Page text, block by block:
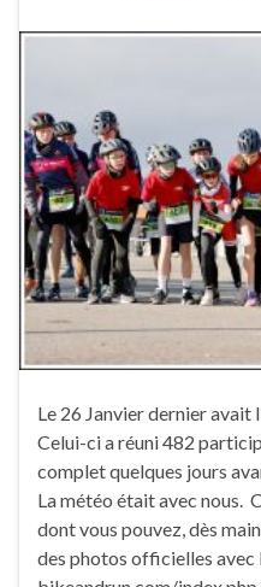
Le 26 Janvier dernier avait
Celui-ci a réuni 482
complet quelques jours
La météo était avec nous.
dont vous pouvez, dès
des photos officielles